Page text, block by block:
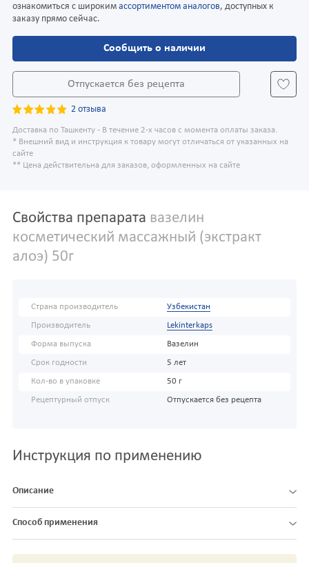
ознакомиться с широким ассортиментом аналогов, доступных к
заказу прямо сейчас.
Сообщить о наличии
Отпускается без рецепта
2 отзыва
Доставка по Ташкенту - В течение 2-х часов с момента оплаты заказа.
* Внешний вид и инструкция к товару могут отличаться от указанных на
сайте
** Цена действительна для заказов, оформленных на сайте
Свойства препарата вазелин
косметический массажный (экстракт
алоэ) 50г
Страна производитель Узбекистан
Производитель Lekinterkaps
Форма выпуска Вазелин
Срок годности 5 лет
Кол-во в упаковке 50 г
Рецептурный отпуск Отпускается без рецепта
Инструкция по применению
Описание
Способ применения